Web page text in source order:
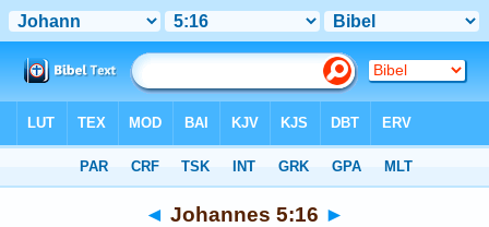
◄ Johannes 5:16 ►